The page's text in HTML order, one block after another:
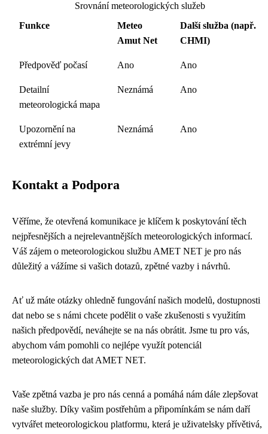
Srovnání meteorologických služeb
Funkce
Meteo
Amut Net
Další služba (např.
CHMI)
Předpověď počasí Ano Ano
Detailní
meteorologická mapa
Neznámá Ano
Upozornění na
extrémní jevy
Neznámá Ano
Kontakt a Podpora
Věříme, že otevřená komunikace je klíčem k poskytování těch
nejpřesnějších a nejrelevantnějších meteorologických informací.
Váš zájem o meteorologickou službu AMET NET je pro nás
důležitý a vážíme si vašich dotazů, zpětné vazby i návrhů.
Ať už máte otázky ohledně fungování našich modelů, dostupnosti
dat nebo se s námi chcete podělit o vaše zkušenosti s využitím
našich předpovědí, neváhejte se na nás obrátit. Jsme tu pro vás,
abychom vám pomohli co nejlépe využít potenciál
meteorologických dat AMET NET.
Vaše zpětná vazba je pro nás cenná a pomáhá nám dále zlepšovat
naše služby. Díky vašim postřehům a připomínkám se nám daří
vytvářet meteorologickou platformu, která je uživatelsky přívětivá,